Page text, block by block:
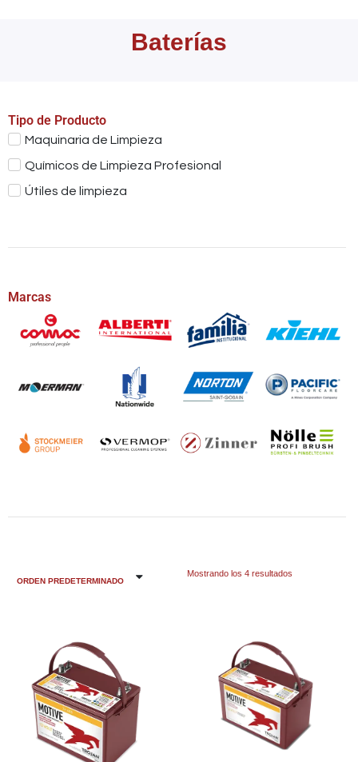
Baterías
Tipo de Producto
Maquinaria de Limpieza
Químicos de Limpieza Profesional
Útiles de limpieza
Marcas
Mostrando los 4 resultados